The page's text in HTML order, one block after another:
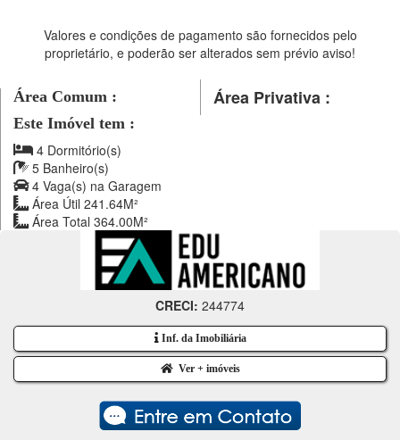
Valores e condições de pagamento são fornecidos pelo
proprietário, e poderão ser alterados sem prévio aviso!
Área Comum : Área Privativa :
Este Imóvel tem :
4 Dormitório(s)
5 Banheiro(s)
4 Vaga(s) na Garagem
Área Útil 241.64M²
Área Total 364.00M²
CRECI: 244774
Inf. da Imobiliária
Ver + imóveis